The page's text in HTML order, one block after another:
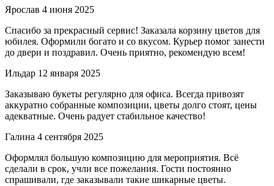
Ярослав 4 июня 2025
Спасибо за прекрасный сервис! Заказала корзину цветов для
юбилея. Оформили богато и со вкусом. Курьер помог занести
до двери и поздравил. Очень приятно, рекомендую всем!
Ильдар 12 января 2025
Заказываю букеты регулярно для офиса. Всегда привозят
аккуратно собранные композиции, цветы долго стоят, цены
адекватные. Очень радует стабильное качество!
Галина 4 сентября 2025
Оформлял большую композицию для мероприятия. Всё
сделали в срок, учли все пожелания. Гости постоянно
спрашивали, где заказывали такие шикарные цветы.